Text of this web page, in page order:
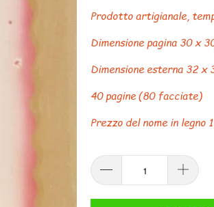
Prodotto artigianale,
Dimensione pagina 30 x
Dimensione esterna 32 x
40 pagine (80 facciate)
Prezzo del nome in legno